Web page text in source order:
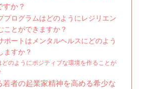
か？
プログラムはどのようにレジリエン
ことができますか？
ポートはメンタルヘルスにどのよう
ますか？
のようにポジティブな環境を作ることが
若者の起業家精神を高める希少な